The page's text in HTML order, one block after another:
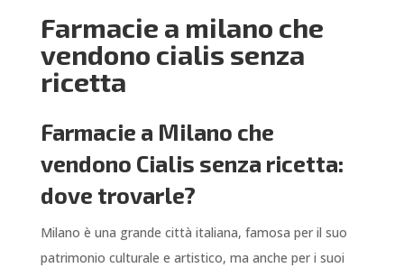
Farmacie a milano che
vendono cialis senza
ricetta
Farmacie a Milano che
vendono Cialis senza ricetta:
dove trovarle?
Milano è una grande città italiana, famosa per il suo
patrimonio culturale e artistico, ma anche per i suoi